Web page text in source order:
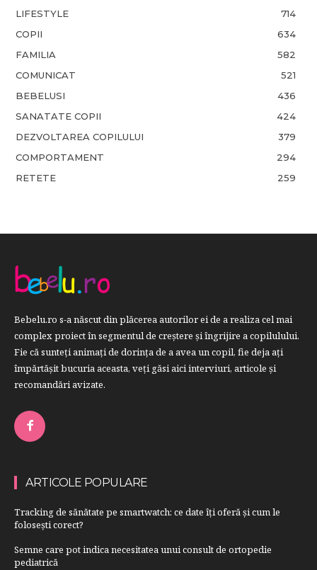
LIFESTYLE
714
COPII
634
FAMILIA
582
COMUNICAT
521
BEBELUSI
436
SANATATE COPII
424
DEZVOLTAREA COPILULUI
379
COMPORTAMENT
294
RETETE
259
Bebelu.ro s-a născut din plăcerea autorilor ei de a realiza cel mai
complex proiect în segmentul de creştere şi îngrijire a copilulului.
Fie că sunteţi animaţi de dorinţa de a avea un copil, fie deja aţi
împărtăşit bucuria aceasta, veți găsi aici interviuri, articole şi
recomandări avizate.
ARTICOLE POPULARE
Tracking de sănătate pe smartwatch: ce date îți oferă și cum le
folosești corect?
Semne care pot indica necesitatea unui consult de ortopedie
pediatrică